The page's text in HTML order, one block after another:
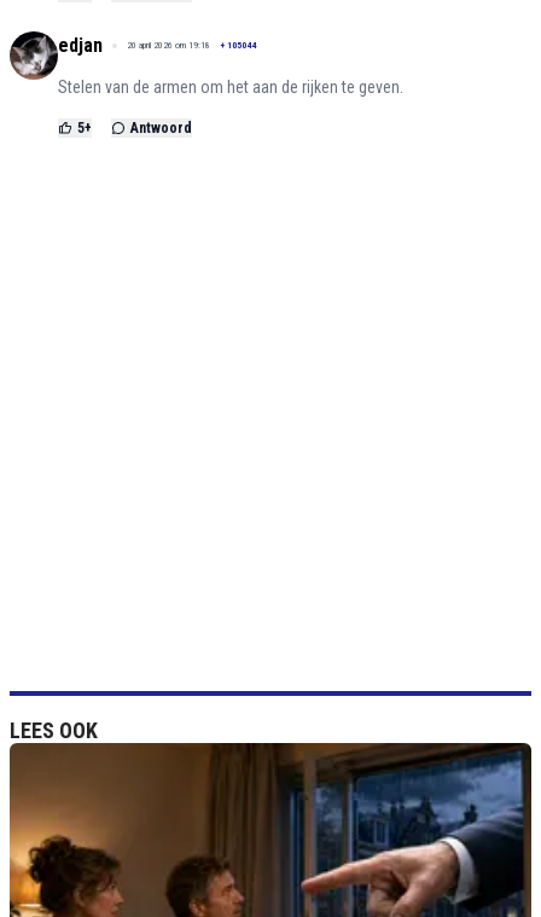
edjan 20 april 2026 om 19:18 + 105044
Stelen van de armen om het aan de rijken te geven.
5+ Antwoord
LEES OOK